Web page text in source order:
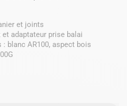
et joints
adaptateur prise balai
blanc AR100, aspect bois